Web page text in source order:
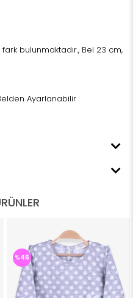
bulunmaktadır., Bel 23 cm,
Belden Ayarlanabilir
%46